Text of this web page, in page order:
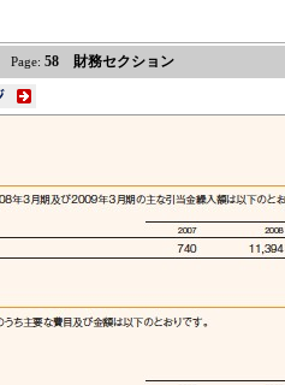
Page: 58 財務セクション